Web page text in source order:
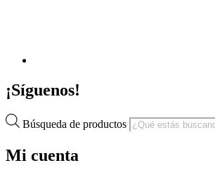
¡Síguenos!
Búsqueda de productos
Mi cuenta